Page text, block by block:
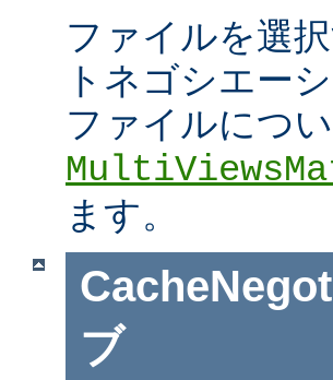
ファイルを選
トネゴシエー
ファイルにつ
ます。
ブ